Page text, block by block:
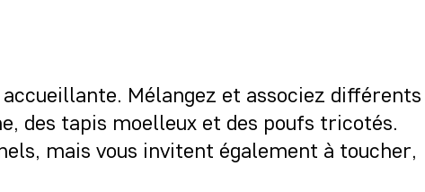
Mélangez et associez différents
des tapis moelleux et des poufs tricotés.
mais vous invitent également à toucher,